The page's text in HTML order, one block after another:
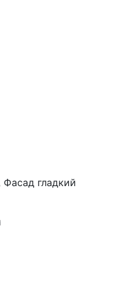
Фасад гладкий